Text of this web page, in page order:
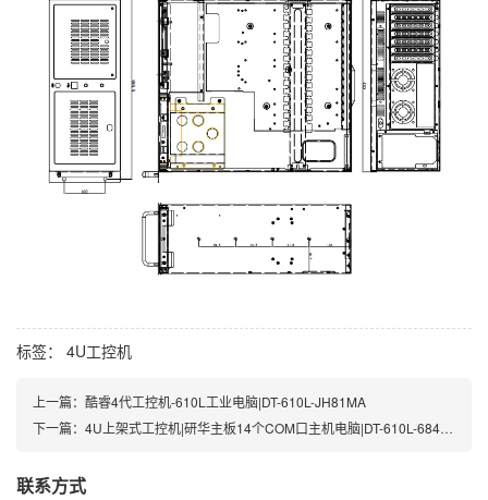
标签： 4U工控机
上一篇： 酷睿4代工控机-610L工业电脑|DT-610L-JH81MA
下一篇： 4U上架式工控机|研华主板14个COM口主机电脑|DT-610L-684G2
联系方式